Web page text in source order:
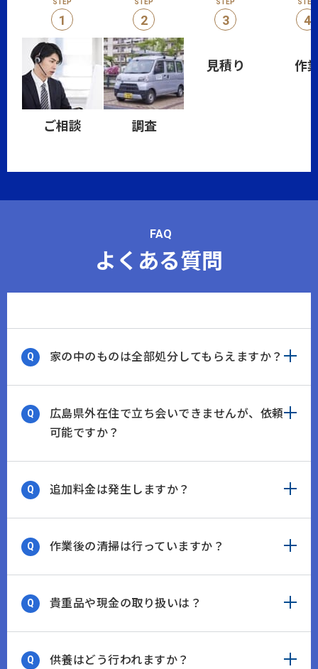
STEP
1
ご相談
STEP
2
調査
STEP
3
見積り
STEP
4
作
FAQ
よくある質問
家の中のものは全部処分してもらえますか？
広島県外在住で立ち会いできませんが、依頼
可能ですか？
追加料金は発生しますか？
作業後の清掃は行っていますか？
貴重品や現金の取り扱いは？
供養はどう行われますか？